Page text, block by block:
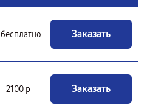
бесплатно Заказать
2100 р Заказать